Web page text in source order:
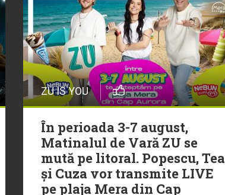
ZU IS YOU
În perioada 3-7 august,
Matinalul de Vară ZU se
mută pe litoral. Popescu, Tea
și Cuza vor transmite LIVE
pe plaja Mera din Cap